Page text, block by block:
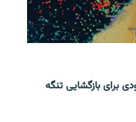
برای بازگشایی تنگه